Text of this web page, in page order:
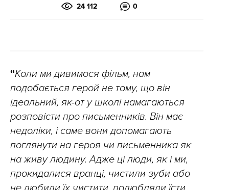
24 112 0
“Коли ми дивимося фільм, нам
подобається герой не тому, що він
ідеальний, як-от у школі намагаються
розповісти про письменників. Він має
недоліки, і саме вони допомагають
поглянути на героя чи письменника як
на живу людину. Адже ці люди, як і ми,
прокидалися вранці, чистили зуби або